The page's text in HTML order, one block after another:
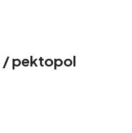
/ pektopol